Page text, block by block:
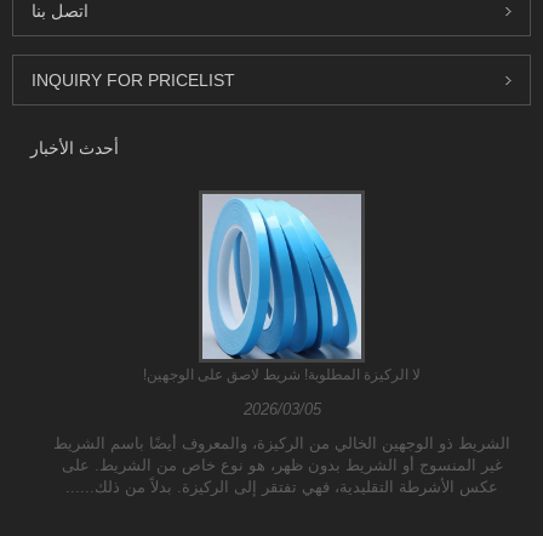
اتصل بنا
INQUIRY FOR PRICELIST
أحدث الأخبار
لا الركيزة المطلوبة! شريط لاصق على الوجهين!
2026/03/05
الشريط ذو الوجهين الخالي من الركيزة، والمعروف أيضًا باسم الشريط
غير المنسوج أو الشريط بدون ظهر، هو نوع خاص من الشريط. على
عكس الأشرطة التقليدية، فهي تفتقر إلى الركيزة. بدلاً من ذلك......